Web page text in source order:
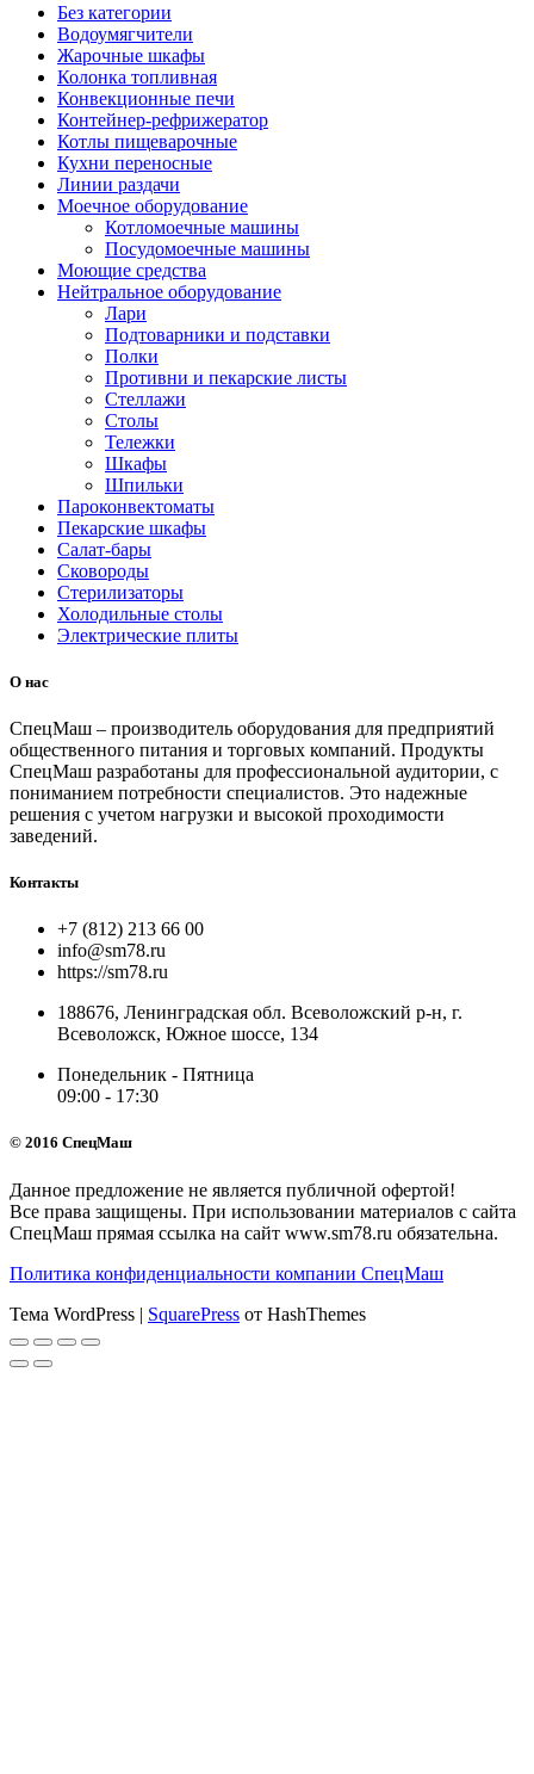
Без категории
Водоумягчители
Жарочные шкафы
Колонка топливная
Конвекционные печи
Контейнер-рефрижератор
Котлы пищеварочные
Кухни переносные
Линии раздачи
Моечное оборудование
Котломоечные машины
Посудомоечные машины
Моющие средства
Нейтральное оборудование
Лари
Подтоварники и подставки
Полки
Противни и пекарские листы
Стеллажи
Столы
Тележки
Шкафы
Шпильки
Пароконвектоматы
Пекарские шкафы
Салат-бары
Сковороды
Стерилизаторы
Холодильные столы
Электрические плиты
О нас
СпецМаш – производитель оборудования для предприятий
общественного питания и торговых компаний. Продукты
СпецМаш разработаны для профессиональной аудитории, с
пониманием потребности специалистов. Это надежные
решения с учетом нагрузки и высокой проходимости
заведений.
Контакты
+7 (812) 213 66 00
info@sm78.ru
https://sm78.ru
188676, Ленинградская обл. Всеволожский р-н, г.
Всеволожск, Южное шоссе, 134
Понедельник - Пятница
09:00 - 17:30
© 2016 СпецМаш
Данное предложение не является публичной офертой!
Все права защищены. При использовании материалов с сайта
СпецМаш прямая ссылка на сайт www.sm78.ru обязательна.
Политика конфиденциальности компании СпецМаш
Тема WordPress | SquarePress от HashThemes